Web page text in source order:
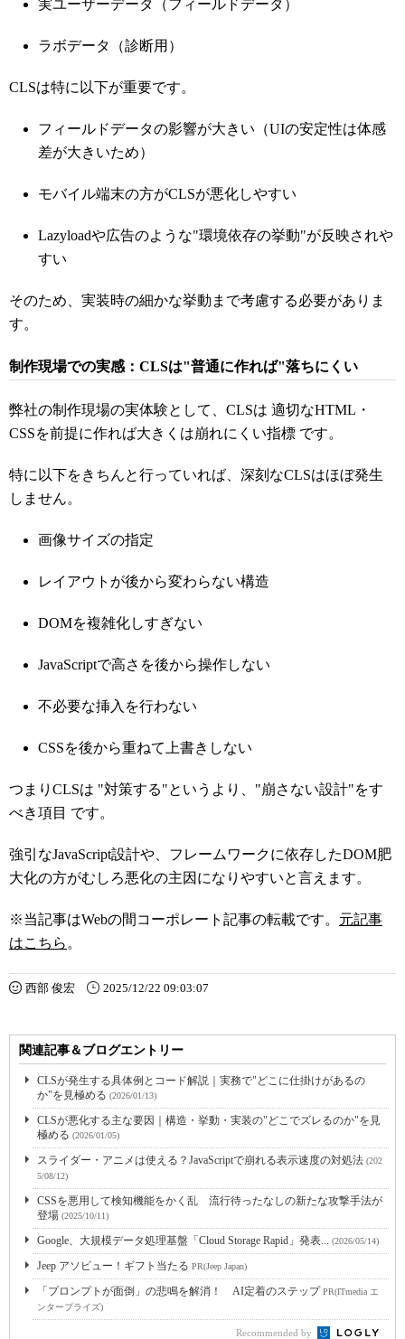
実ユーザーデータ（フィールドデータ）
ラボデータ（診断用）
CLSは特に以下が重要です。
フィールドデータの影響が大きい（UIの安定性は体感
差が大きいため）
モバイル端末の方がCLSが悪化しやすい
Lazyloadや広告のような"環境依存の挙動"が反映されや
すい
そのため、実装時の細かな挙動まで考慮する必要がありま
す。
制作現場での実感：CLSは"普通に作れば"落ちにくい
弊社の制作現場の実体験として、CLSは 適切なHTML・
CSSを前提に作れば大きくは崩れにくい指標 です。
特に以下をきちんと行っていれば、深刻なCLSはほぼ発生
しません。
画像サイズの指定
レイアウトが後から変わらない構造
DOMを複雑化しすぎない
JavaScriptで高さを後から操作しない
不必要な挿入を行わない
CSSを後から重ねて上書きしない
つまりCLSは "対策する"というより、"崩さない設計"をす
べき項目 です。
強引なJavaScript設計や、フレームワークに依存したDOM肥
大化の方がむしろ悪化の主因になりやすいと言えます。
※当記事はWebの間コーポレート記事の転載です。 元記事
はこちら 。
西部 俊宏 2025/12/22 09:03:07
関連記事＆ブログエントリー
CLSが発生する具体例とコード解説｜実務で"どこに仕掛けがあるの
か"を見極める (2026/01/13)
CLSが悪化する主な要因｜構造・挙動・実装の"どこでズレるのか"を見
極める (2026/01/05)
スライダー・アニメは使える？JavaScriptで崩れる表示速度の対処法 (202
5/08/12)
CSSを悪用して検知機能をかく乱 流行待ったなしの新たな攻撃手法が
登場 (2025/10/11)
Google、大規模データ処理基盤「Cloud Storage Rapid」発表... (2026/05/14)
Jeep アソビュー！ギフト当たる PR(Jeep Japan)
「プロンプトが面倒」の悲鳴を解消！ AI定着のステップPR(ITmedia エ
ンタープライズ)
Recommended by